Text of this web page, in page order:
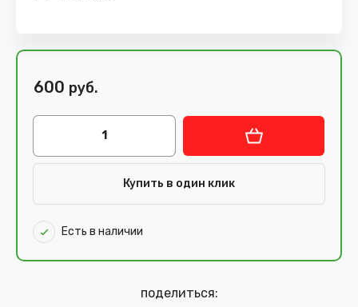
600 руб.
Купить в один клик
Есть в наличии
поделиться: